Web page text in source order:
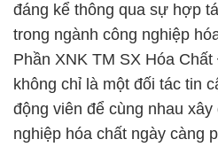
đáng kể thông qua sự hợp
trong ngành công nghiệp
Phần XNK TM SX Hóa
không chỉ là một đối tác tin
động viên để cùng nhau
nghiệp hóa chất ngày càng